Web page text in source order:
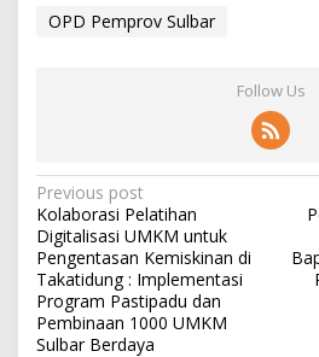
OPD Pemprov Sulbar
Follow Us
P
o
s
t
n
Previous post
Kolaborasi Pelatihan
Digitalisasi UMKM untuk
Pengentasan Kemiskinan di
Takatidung : Implementasi
Program Pastipadu dan
Pembinaan 1000 UMKM
Sulbar Berdaya